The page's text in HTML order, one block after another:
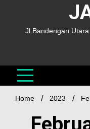
Jl.Bandengan
Home 2023